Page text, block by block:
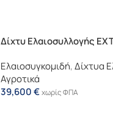
Δίχτυ Ελαιοσυλλογής
Ελαιοσυγκομιδή,Δίχτυα
Αγροτικά
39,600€χωρίς ΦΠΑ